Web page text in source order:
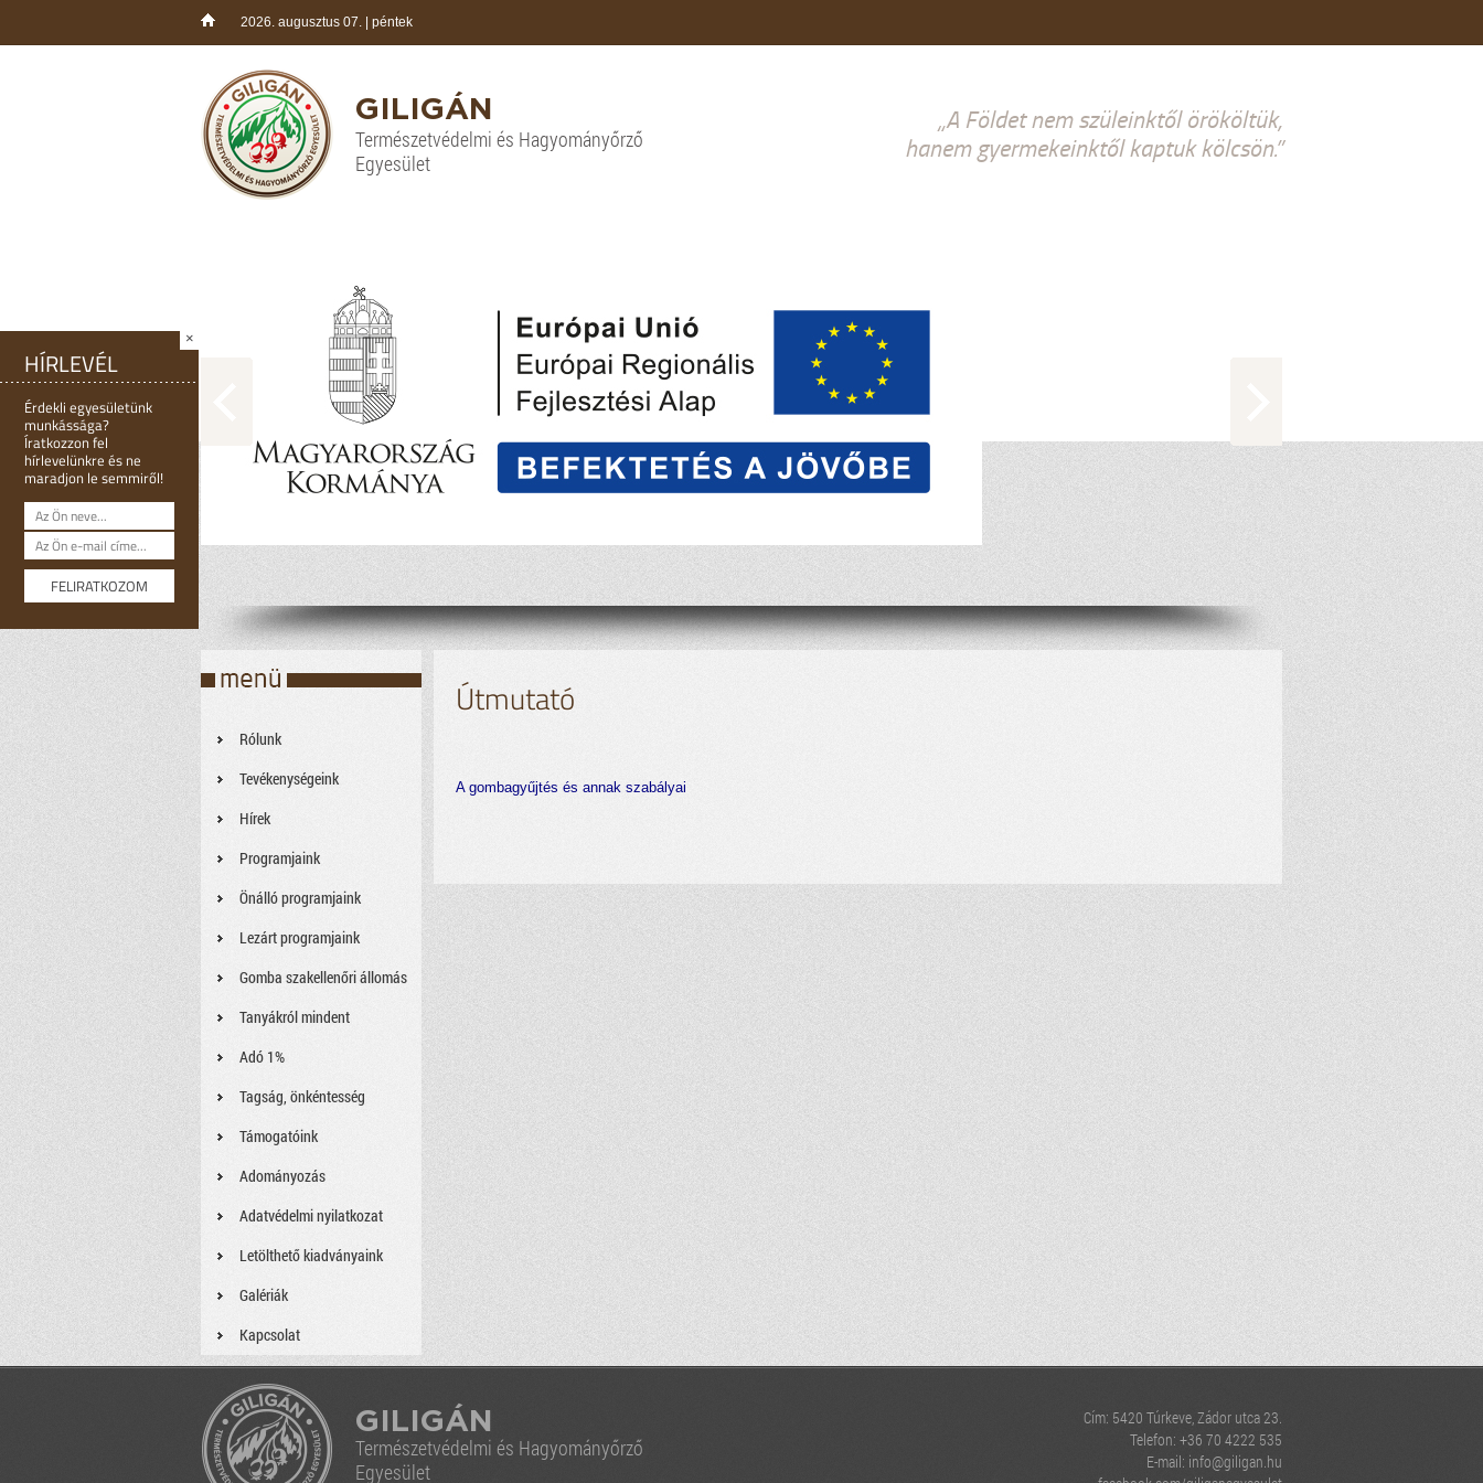
2026. augusztus 07. | péntek
GILIGÁN
Természetvédelmi és Hagyományőrző
Egyesület
„A Földet nem szüleinktől örököltük,
hanem gyermekeinktől kaptuk kölcsön.”
Rólunk
Tevékenységeink
Hírek
Programjaink
Önálló programjaink
Lezárt programjaink
Gomba szakellenőri állomás
Tanyákról mindent
Adó 1%
Tagság, önkéntesség
Támogatóink
Adományozás
Adatvédelmi nyilatkozat
Letölthető kiadványaink
Galériák
Kapcsolat
Útmutató
A gombagyűjtés és annak szabályai
HÍRLEVÉL
Érdekli egyesületünk
munkássága?
Íratkozzon fel
hírlevelünkre és ne
maradjon le semmiről!
×
GILIGÁN
Természetvédelmi és Hagyományőrző
Egyesület
Cím: 5420 Túrkeve, Zádor utca 23.
Telefon: +36 70 4222 535
E-mail: info@giligan.hu